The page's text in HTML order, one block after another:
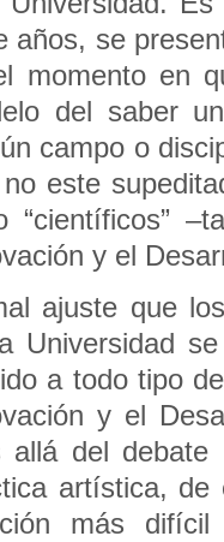
años, se
momento en
del saber
campo o
este
“científicos”
y el
ajuste que
Universidad
a todo tipo
y el
allá del debate
artística, de
más